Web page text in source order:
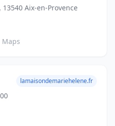
Aix-en-Provence
Maps
lamaisondemariehelene.fr